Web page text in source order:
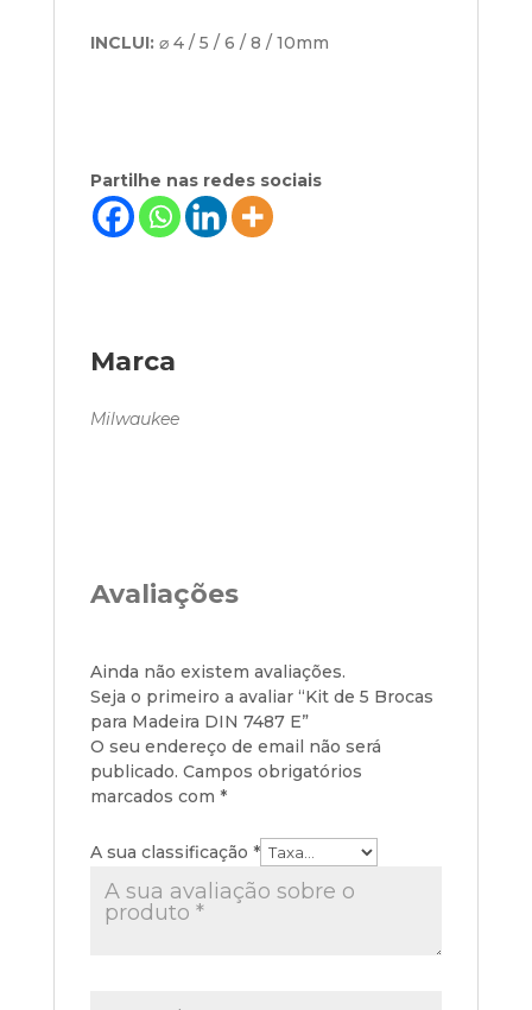
INCLUI:⌀ 4 / 5 / 6 / 8 / 10mm
Partilhe nas redes sociais
Marca
Milwaukee
Avaliações
Ainda não existem avaliações.
Seja o primeiro a avaliar “Kit de 5 Brocas
para Madeira DIN 7487 E”
O seu endereço de email não será
publicado. Campos obrigatórios
marcados com *
A sua classificação *